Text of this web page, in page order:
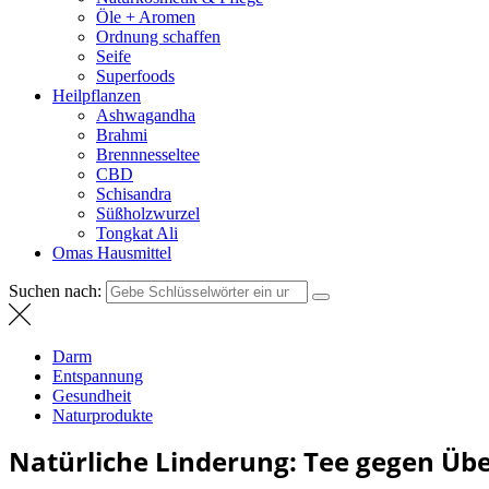
Öle + Aromen
Ordnung schaffen
Seife
Superfoods
Heilpflanzen
Ashwagandha
Brahmi
Brennnesseltee
CBD
Schisandra
Süßholzwurzel
Tongkat Ali
Omas Hausmittel
Suchen nach:
Darm
Entspannung
Gesundheit
Naturprodukte
Natürliche Linderung: Tee gegen